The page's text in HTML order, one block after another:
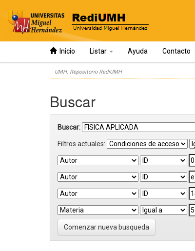
Inicio Listar Ayuda Contacto
UMH: Repositorio RediUMH
Buscar
Buscar:
Filtros actuales:
Comenzar nueva busqueda